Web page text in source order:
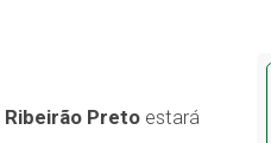
Ribeirão Preto estará